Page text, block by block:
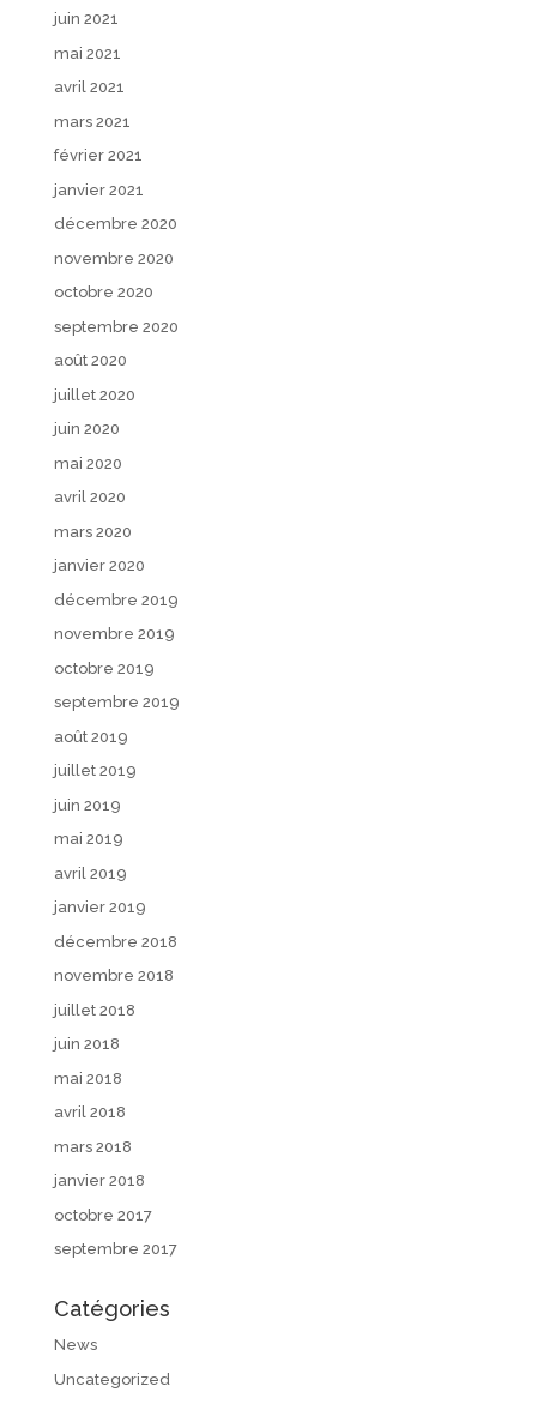
juin 2021
mai 2021
avril 2021
mars 2021
février 2021
janvier 2021
décembre 2020
novembre 2020
octobre 2020
septembre 2020
août 2020
juillet 2020
juin 2020
mai 2020
avril 2020
mars 2020
janvier 2020
décembre 2019
novembre 2019
octobre 2019
septembre 2019
août 2019
juillet 2019
juin 2019
mai 2019
avril 2019
janvier 2019
décembre 2018
novembre 2018
juillet 2018
juin 2018
mai 2018
avril 2018
mars 2018
janvier 2018
octobre 2017
septembre 2017
Catégories
News
Uncategorized